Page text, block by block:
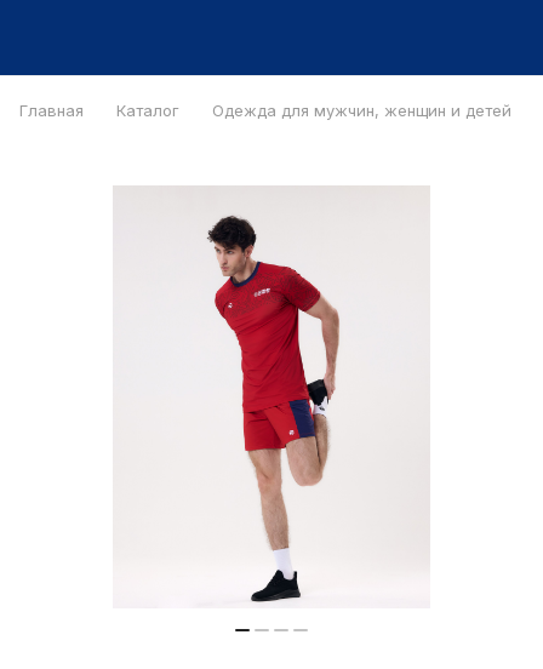
Главная Каталог Одежда для мужчин, женщин и детей